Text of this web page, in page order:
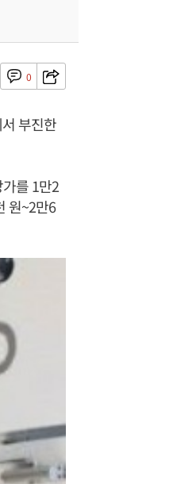
0
부진한
를 1만2
원~2만6